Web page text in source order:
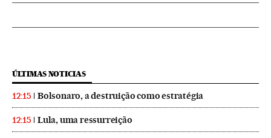
ÚLTIMAS NOTICIAS
12:15 Bolsonaro, a destruição como estratégia
12:15 Lula, uma ressurreição